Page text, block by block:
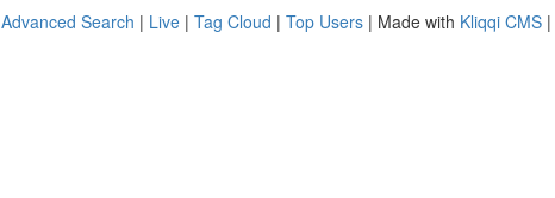
Advanced Search | Live | Tag Cloud | Top Users | Made with Kliqqi CMS |